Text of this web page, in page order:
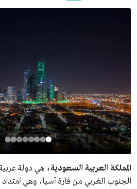
المملكة العربية السعودية، هي دولة
الجنوب الغربي من قارة آسيا، وهي